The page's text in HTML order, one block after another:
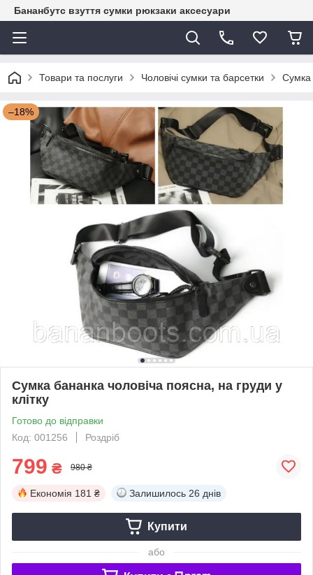
Бананбутс взуття сумки рюкзаки аксесуари
Товари та послуги Чоловічі сумки та барсетки Сумка
–18%
Сумка бананка чоловіча поясна, на груди у
клітку
Готово до відправки
Код: 001256
Роздріб
799 ₴ 980 ₴
Економія 181 ₴ Залишилось 26 днів
Купити
або